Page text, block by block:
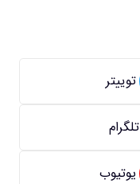
توییتر
تلگرام
یوتیوب